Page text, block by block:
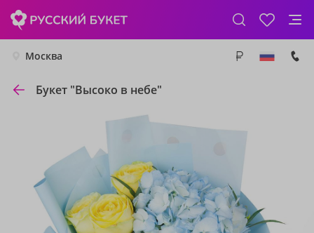
Москва
Букет "Высоко в небе"